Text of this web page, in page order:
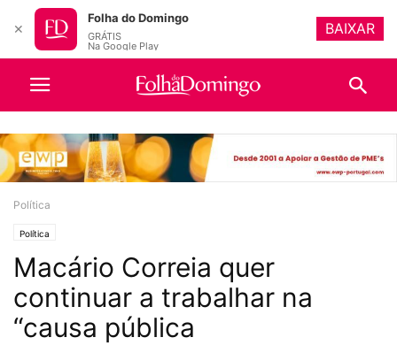
Política
Política
Macário Correia quer
continuar a trabalhar na
“causa pública
✕
Folha do Domingo
GRÁTIS
Na Google Play
BAIXAR